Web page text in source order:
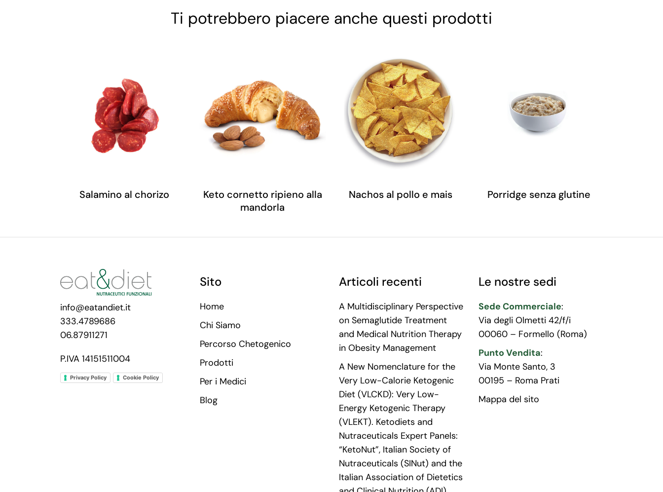
Ti potrebbero piacere anche questi prodotti
Salamino al chorizo
Keto cornetto ripieno alla
mandorla
Nachos al pollo e mais Porridge senza glutine
info@eatandiet.it
333.4789686
06.87911271
P.IVA 14151511004
Privacy Policy Cookie Policy
Sito
Home
Chi Siamo
Percorso Chetogenico
Prodotti
Per i Medici
Blog
Articoli recenti
A Multidisciplinary Perspective
on Semaglutide Treatment
and Medical Nutrition Therapy
in Obesity Management
A New Nomenclature for the
Very Low-Calorie Ketogenic
Diet (VLCKD): Very Low-
Energy Ketogenic Therapy
(VLEKT). Ketodiets and
Nutraceuticals Expert Panels:
“KetoNut”, Italian Society of
Nutraceuticals (SINut) and the
Italian Association of Dietetics
Le nostre sedi
Sede Commerciale:
Via degli Olmetti 42/f/i
00060 – Formello (Roma)
Punto Vendita:
Via Monte Santo, 3
00195 – Roma Prati
Mappa del sito